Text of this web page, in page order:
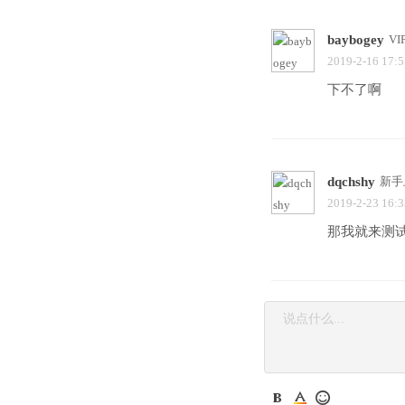
baybogey
2019-2-16
下不了啊
dqchshy 新
2019-2-23
那我就来测